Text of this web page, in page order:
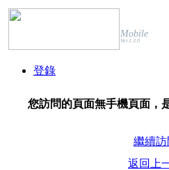
Mobile
Ver.1.3.0
登錄
您訪問的頁面無手機頁面，
繼續訪
返回上